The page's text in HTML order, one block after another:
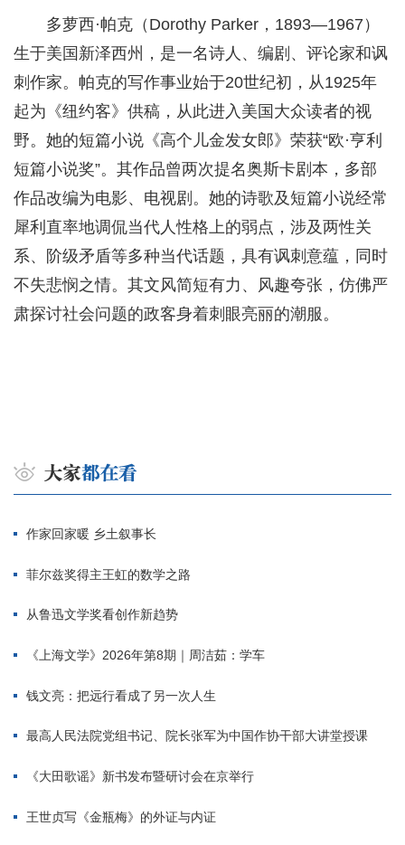
多萝西·帕克（Dorothy Parker，1893—1967）
生于美国新泽西州，是一名诗人、编剧、评论家和讽
刺作家。帕克的写作事业始于20世纪初，从1925年
起为《纽约客》供稿，从此进入美国大众读者的视
野。她的短篇小说《高个儿金发女郎》荣获“欧·亨利
短篇小说奖”。其作品曾两次提名奥斯卡剧本，多部
作品改编为电影、电视剧。她的诗歌及短篇小说经常
犀利直率地调侃当代人性格上的弱点，涉及两性关
系、阶级矛盾等多种当代话题，具有讽刺意蕴，同时
不失悲悯之情。其文风简短有力、风趣夸张，仿佛严
肃探讨社会问题的政客身着刺眼亮丽的潮服。
作家回家暖 乡土叙事长
菲尔兹奖得主王虹的数学之路
从鲁迅文学奖看创作新趋势
《上海文学》2026年第8期｜周洁茹：学车
钱文亮：把远行看成了另一次人生
最高人民法院党组书记、院长张军为中国作协干部大讲堂授课
《大田歌谣》新书发布暨研讨会在京举行
王世贞写《金瓶梅》的外证与内证